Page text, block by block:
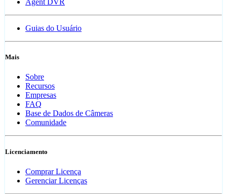
Agent DVR
Guias do Usuário
Mais
Sobre
Recursos
Empresas
FAQ
Base de Dados de Câmeras
Comunidade
Licenciamento
Comprar Licença
Gerenciar Licenças